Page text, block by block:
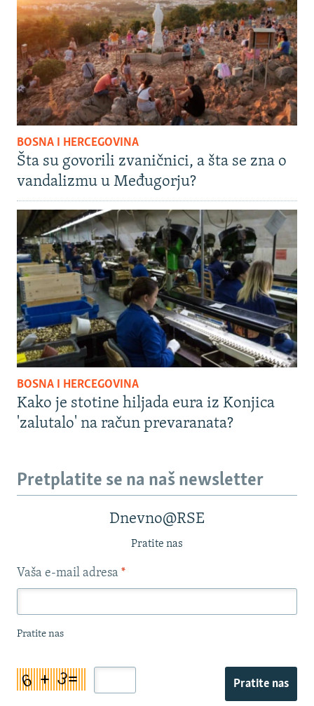
BOSNA I HERCEGOVINA
Šta su govorili zvaničnici, a šta se zna o
vandalizmu u Međugorju?
BOSNA I HERCEGOVINA
Kako je stotine hiljada eura iz Konjica
'zalutalo' na račun prevaranata?
Pretplatite se na naš newsletter
Dnevno@RSE
Pratite nas
Vaša e-mail adresa *
Pratite nas
Pratite nas